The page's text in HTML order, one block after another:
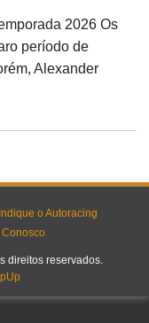
2026 Os
período de
Alexander
Indique o Autoracing
Conosco
direitos reservados.